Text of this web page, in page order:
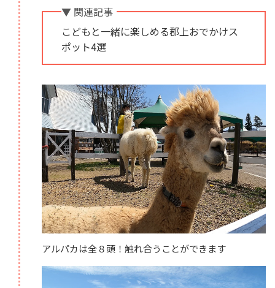
▼ 関連記事
こどもと一緒に楽しめる郡上おでかけス
ポット4選
アルパカは全８頭！触れ合うことができます